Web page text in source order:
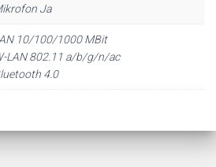
Ja
10/100/1000 MBit
LAN 802.11 a/b/g/n/ac
4.0